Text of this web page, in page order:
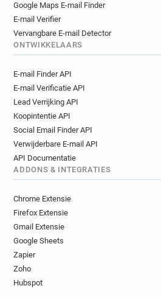
Google Maps E-mail Finder
E-mail Verifier
Vervangbare E-mail Detector
ONTWIKKELAARS
E-mail Finder API
E-mail Verificatie API
Lead Verrijking API
Koopintentie API
Social Email Finder API
Verwijderbare E-mail API
API Documentatie
ADDONS & INTEGRATIES
Chrome Extensie
Firefox Extensie
Gmail Extensie
Google Sheets
Zapier
Zoho
Hubspot